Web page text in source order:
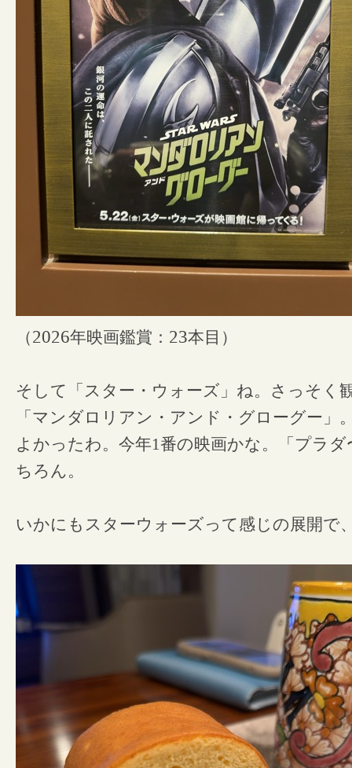
（2026年映画鑑賞： 23本目）
そして「スター・ウォーズ」ね。さっそく
「マンダロリアン・アンド・グローグー」
よかったわ。今年1番の映画かな。「プラ
ちろん。
いかにもスターウォーズって感じの展開で